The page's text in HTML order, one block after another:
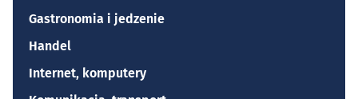
Gastronomia i jedzenie
Handel
Internet, komputery